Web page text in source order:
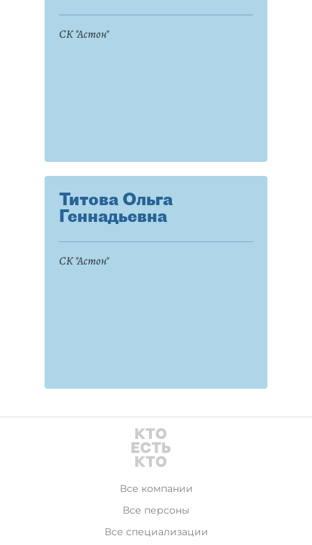
СК "Астон"
Титова Ольга
Геннадьевна
СК "Астон"
Все компании
Все персоны
Все специализации